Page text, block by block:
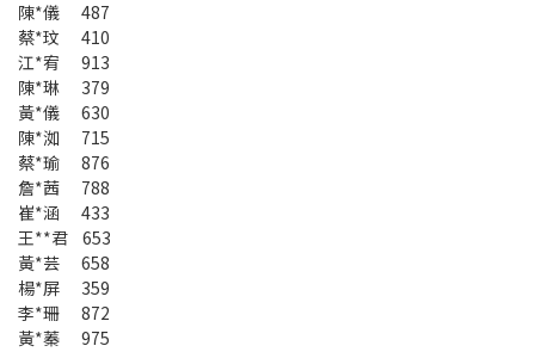
陳*儀 487
蔡*玟 410
江*宥 913
陳*琳 379
黃*儀 630
陳*洳 715
蔡*瑜 876
詹*茜 788
崔*涵 433
王**君 653
黃*芸 658
楊*屏 359
李*珊 872
黃*蓁 975